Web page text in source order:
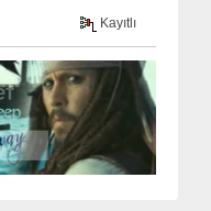
Kayıtlı